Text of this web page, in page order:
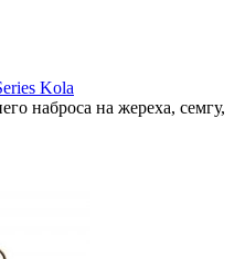
Kola
наброса на жереха, семгу,